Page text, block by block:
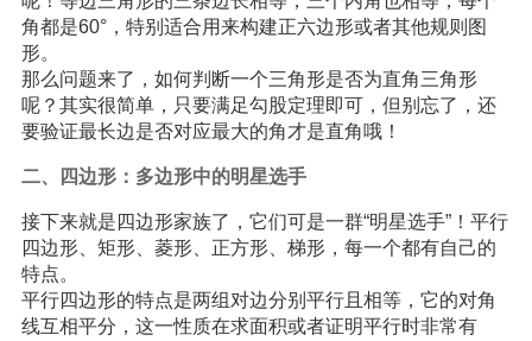
角都是60°，特别适合用来构建正六边形或者其他规则图
形。
那么问题来了，如何判断一个三角形是否为直角三角形
呢？其实很简单，只要满足勾股定理即可，但别忘了，还
要验证最长边是否对应最大的角才是直角哦！
二、四边形：多边形中的明星选手
接下来就是四边形家族了，它们可是一群“明星选手”！平行
四边形、矩形、菱形、正方形、梯形，每一个都有自己的
特点。
平行四边形的特点是两组对边分别平行且相等，它的对角
线互相平分，这一性质在求面积或者证明平行时非常有